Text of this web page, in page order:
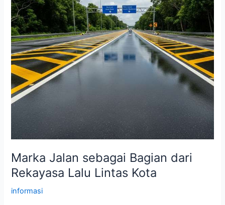
Jalan
untuk
Daya
Tahan
Maksimal
Marka Jalan sebagai Bagian dari
Rekayasa Lalu Lintas Kota
informasi